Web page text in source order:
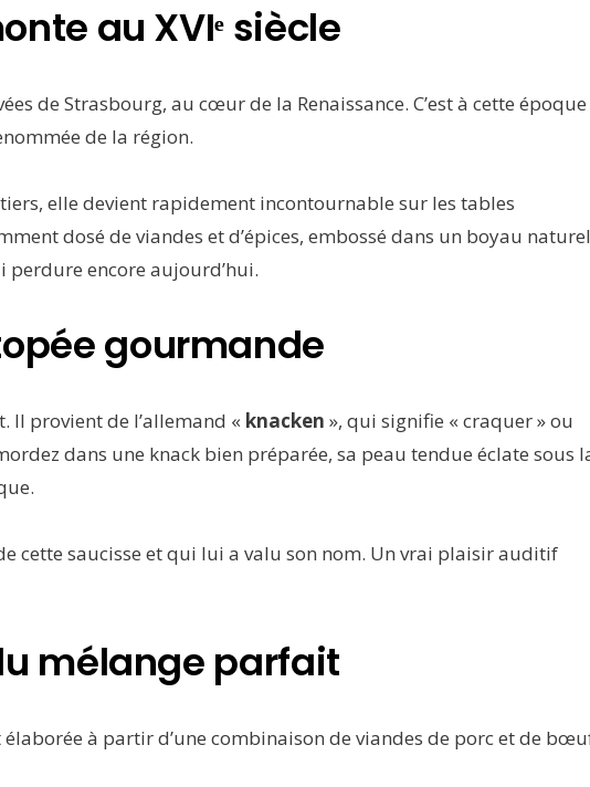
au XVIᵉ siècle
de Strasbourg, au cœur de la Renaissance. C’est à cette époque
de la région.
elle devient rapidement incontournable sur les tables
dosé de viandes et d’épices, embossé dans un boyau naturel
encore aujourd’hui.
gourmande
Il provient de l’allemand « knacken », qui signifie « craquer » ou
dans une knack bien préparée, sa peau tendue éclate sous
cette saucisse et qui lui a valu son nom. Un vrai plaisir auditif
mélange parfait
élaborée à partir d’une combinaison de viandes de porc et de